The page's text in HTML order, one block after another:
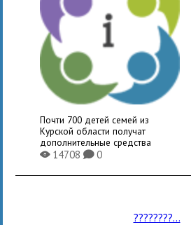
Почти 700 детей семей из
Курской области получат
дополнительные средства
X14708K0
????????...